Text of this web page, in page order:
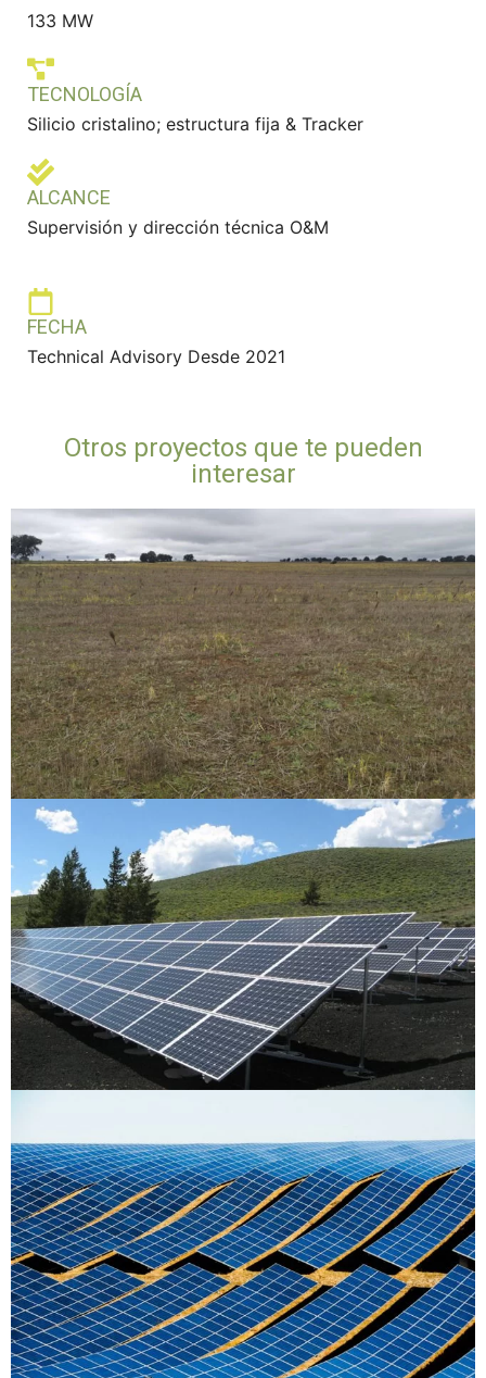
133 MW
TECNOLOGÍA
Silicio cristalino; estructura fija & Tracker
ALCANCE
Supervisión y dirección técnica O&M
FECHA
Technical Advisory Desde 2021
Otros proyectos que te pueden
interesar
Bargas
Contreras – Revamping 1MW
Puerto Real 2
SC Portfolio
Solara4
Castillejo